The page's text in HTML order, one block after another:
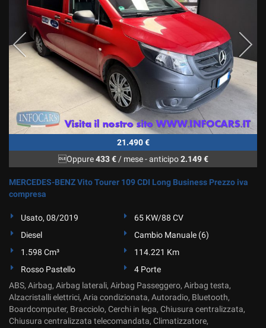
21.490 €
Oppure433 €/ mese-anticipo2.149 €
MERCEDES-BENZ Vito Tourer 109 CDI Long Business Prezzo iva
compresa
Usato, 08/2019
65 KW/88 CV
Diesel
Cambio Manuale (6)
1.598 Cm³
114.221 Km
Rosso Pastello
4 Porte
ABS, Airbag, Airbag laterali, Airbag Passeggero, Airbag testa,
Alzacristalli elettrici, Aria condizionata, Autoradio, Bluetooth,
Boardcomputer, Bracciolo, Cerchi in lega, Chiusura centralizzata,
Chiusura centralizzata telecomandata, Climatizzatore,
Salva
impostazioni